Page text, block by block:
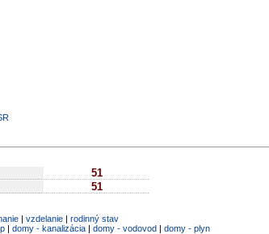
51
51
| vzdelanie | rodinný stav
| domy - kanalizácia| domy - vodovod| domy - plyn